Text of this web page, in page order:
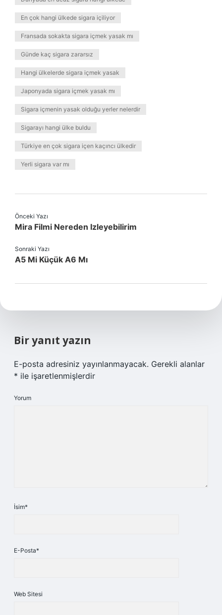
En çok hangi ülkede sigara içiliyor
Fransada sokakta sigara içmek yasak mı
Günde kaç sigara zararsız
Hangi ülkelerde sigara içmek yasak
Japonyada sigara içmek yasak mı
Sigara içmenin yasak olduğu yerler nelerdir
Sigarayı hangi ülke buldu
Türkiye en çok sigara içen kaçıncı ülkedir
Yerli sigara var mı
Önceki Yazı
Mira Filmi Nereden Izleyebilirim
Sonraki Yazı
A5 Mi Küçük A6 Mı
Bir yanıt yazın
E-posta adresiniz yayınlanmayacak. Gerekli alanlar
* ile işaretlenmişlerdir
Yorum
İsim*
E-Posta*
Web Sitesi